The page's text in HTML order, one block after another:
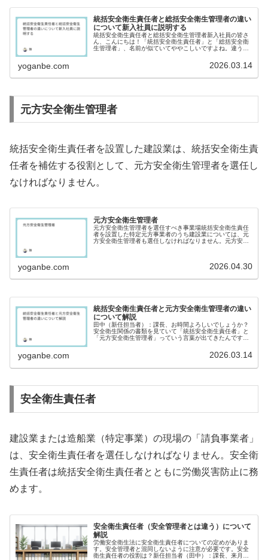
統括安全衛生責任者と総括安全衛生管理者の違い
について新入社員に説明する
統括安全衛生責任者と総括安全衛生管理者新入社員の皆さ
ん、こんにちは！「統括安全衛生責任者」と「総括安全衛
生管理者」、名前が似ていてややこしいですよね。違うの
yoganbe.com 2026.03.14
元方安全衛生管理者
統括安全衛生責任者を設置した建設業は、統括安全衛生責
任者を補佐する役割として、元方安全衛生管理者を選任し
なければなりません。
元方安全衛生管理者
元方安全衛生管理者を選任すべき事業場統括安全衛生責任
者を設置した特定元方事業者のうち建設業については、元
方安全衛生管理者も選任しなければなりません。元方安全
yoganbe.com 2026.04.30
統括安全衛生責任者と元方安全衛生管理者の違い
について解説
田中（新任担当者）：課長、お時間よろしいでしょうか？
安全衛生関係の書類を見ていて「統括安全衛生責任者」と
「元方安全衛生管理者」っていう言葉が出てきたんです
yoganbe.com 2026.03.14
安全衛生責任者
建設業または造船業（特定事業）の現場の「請負事業者」
は、安全衛生責任者を選任しなければなりません。安全衛
生責任者は統括安全衛生責任者とともに労働災害防止に務
めます。
安全衛生責任者（安全管理者とは違う）について
解説
労働安全衛生法に安全衛生責任者についての定めがありま
す。安全管理者と混同しないように注意が必要です。安全
衛生責任者の役割は？新任担当者（田中）：課長、来月か